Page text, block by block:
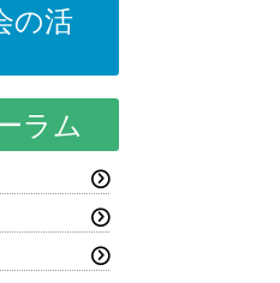
の活
ラム